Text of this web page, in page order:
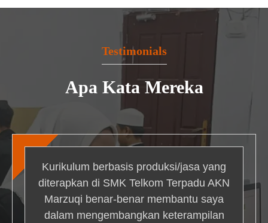
Testimonials
Apa Kata Mereka
Kurikulum berbasis produksi/jasa yang
diterapkan di SMK Telkom Terpadu AKN
Marzuqi benar-benar membantu saya
dalam mengembangkan keterampilan